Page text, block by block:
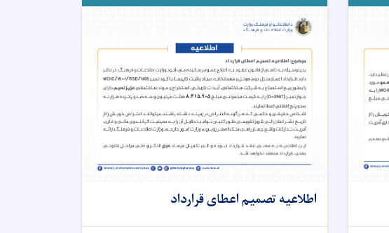
اطلاعیه تصمیم اعطای قرارداد